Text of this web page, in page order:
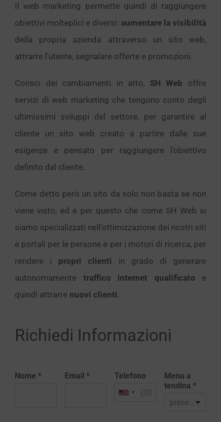
Il web marketing permette quindi di raggiungere
obiettivi molteplici e diversi: aumentare la visibilità
della propria azienda attraverso un sito web,
attrarre l’utente, segnalare offerte e promozioni.
Consci dei cambiamenti in atto, SH Web offre
servizi di web marketing che tengono conto degli
ultimissimi sviluppi del settore, per garantire al
cliente un sito web creato a partire dalle sue
esigenze e pensato per raggiungere l’obiettivo
definito dal cliente.
Come detto però un sito da solo non basta se non
viene visto, ed è per questo che come SH Web si
siamo specializzati nell’ottimizzazione dei nostri siti
e portali per le persone e per i motori di ricerca, per
rendere i propri clienti in grado di generare
autonomamente traffico internet qualificato e
quindi attrarre nuovi clienti .
Richiedi Informazioni
Nome * Email * Telefono
Menu a
tendina *
preventivo realizzazione sito web